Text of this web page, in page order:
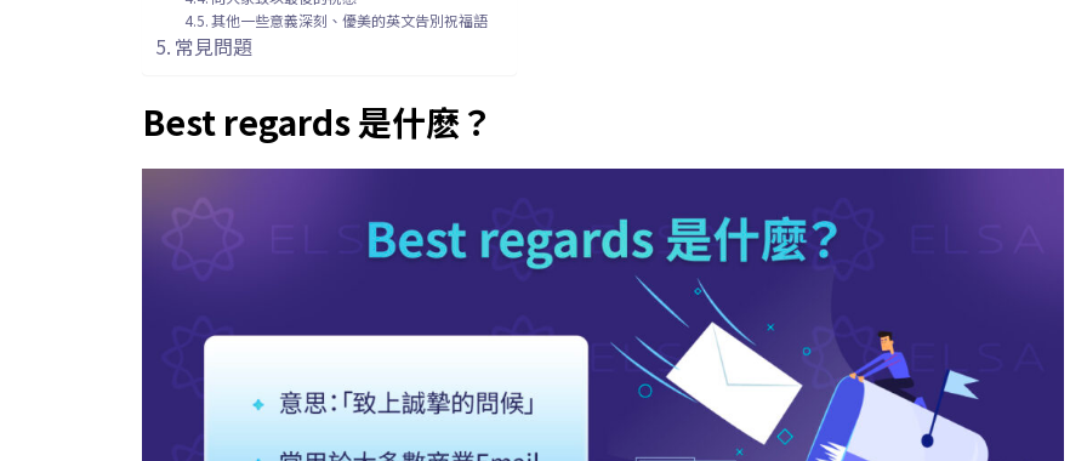
其他一些意義深刻、優美的英文告別祝福語
常見問題
Best regards 是什麽？